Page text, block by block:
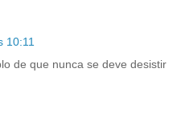
10:11
de que nunca se deve desistir